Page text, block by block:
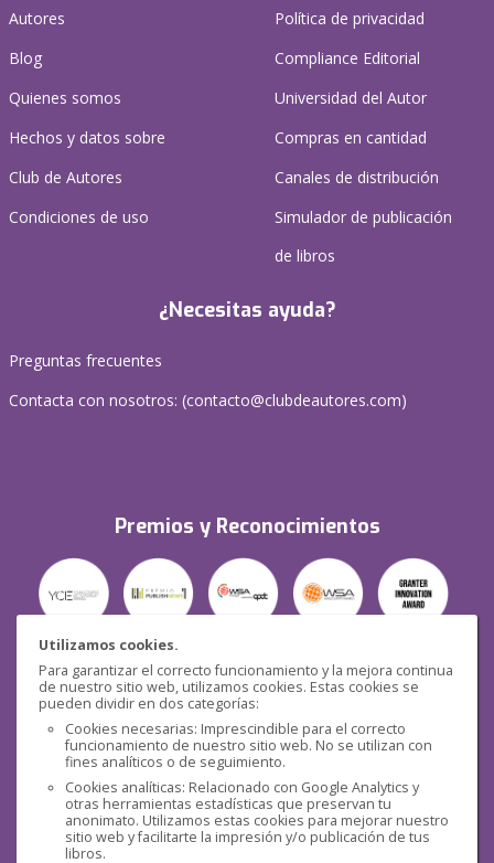
Utilizamos cookies.
Para garantizar el correcto funcionamiento y la mejora continua
de nuestro sitio web, utilizamos cookies. Estas cookies se
pueden dividir en dos categorías:
Cookies necesarias: Imprescindible para el correcto
funcionamiento de nuestro sitio web. No se utilizan con
fines analíticos o de seguimiento.
Cookies analíticas: Relacionado con Google Analytics y
otras herramientas estadísticas que preservan tu
anonimato. Utilizamos estas cookies para mejorar nuestro
sitio web y facilitarte la impresión y/o publicación de tus
libros.
Autores
Blog
Quienes somos
Hechos y datos sobre
Club de Autores
Condiciones de uso
Política de privacidad
Compliance Editorial
Universidad del Autor
Compras en cantidad
Canales de distribución
Simulador de publicación
de libros
¿Necesitas ayuda?
Preguntas frecuentes
Contacta con nosotros: (contacto@clubdeautores.com)
Premios y Reconocimientos
Seguridad
Redes sociales